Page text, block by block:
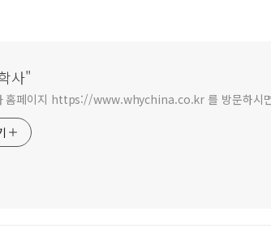
사"
홈페이지 https://www.whychina.co.kr 를 방문하시